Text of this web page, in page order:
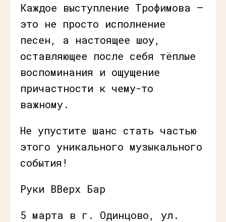
Каждое выступление Трофимова —
это не просто исполнение
песен, а настоящее шоу,
оставляющее после себя тёплые
воспоминания и ощущение
причастности к чему-то
важному.
Не упустите шанс стать частью
этого уникального музыкального
события!
Руки ВВерх Бар
5 марта в г. Одинцово, ул.